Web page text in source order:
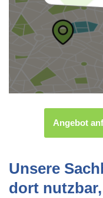
Angebot
Unsere
dort